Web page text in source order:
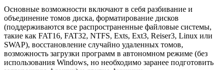
Основные возможности включают в себя разбивание и
объединение томов диска, форматирование дисков
(поддерживаются все распространенные файловые системы,
такие как FAT16, FAT32, NTFS, Exts, Ext3, Reiser3, Linux или
SWAP), восстановление случайно удаленных томов,
возможность загрузки программ в автономном режиме (без
использования Windows, но необходимо заранее подготовить